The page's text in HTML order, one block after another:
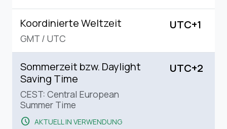
Koordinierte Weltzeit
GMT / UTC
UTC+1
Sommerzeit bzw. Daylight
Saving Time
CEST: Central European
Summer Time
schedule AKTUELL IN VERWENDUNG
UTC+2